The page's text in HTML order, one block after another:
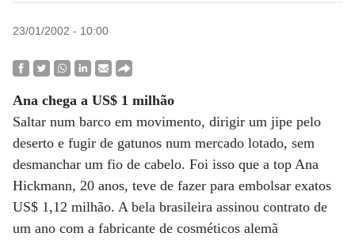
23/01/2002 - 10:00
Ana chega a US$ 1 milhão
Saltar num barco em movimento, dirigir um jipe pelo
deserto e fugir de gatunos num mercado lotado, sem
desmanchar um fio de cabelo. Foi isso que a top Ana
Hickmann, 20 anos, teve de fazer para embolsar exatos
US$ 1,12 milhão. A bela brasileira assinou contrato de
um ano com a fabricante de cosméticos alemã